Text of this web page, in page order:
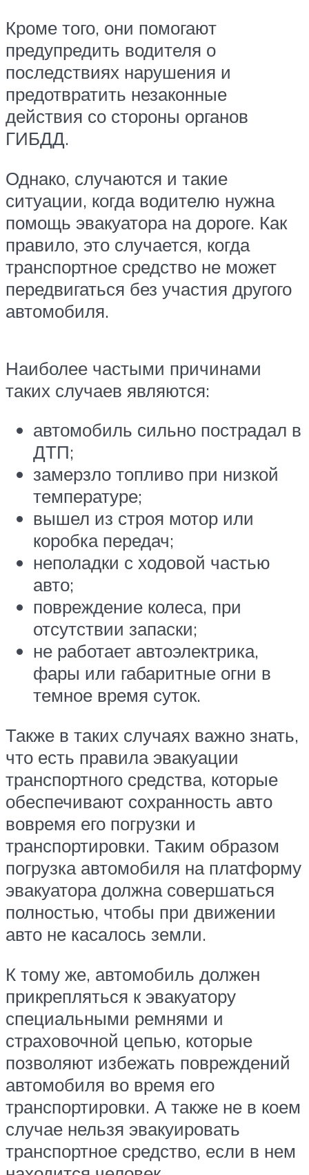
Кроме того, они помогают
предупредить водителя о
последствиях нарушения и
предотвратить незаконные
действия со стороны органов
ГИБДД.
Однако, случаются и такие
ситуации, когда водителю нужна
помощь эвакуатора на дороге. Как
правило, это случается, когда
транспортное средство не может
передвигаться без участия другого
автомобиля.
Наиболее частыми причинами
таких случаев являются:
автомобиль сильно пострадал в
ДТП;
замерзло топливо при низкой
температуре;
вышел из строя мотор или
коробка передач;
неполадки с ходовой частью
авто;
повреждение колеса, при
отсутствии запаски;
не работает автоэлектрика,
фары или габаритные огни в
темное время суток.
Также в таких случаях важно знать,
что есть правила эвакуации
транспортного средства, которые
обеспечивают сохранность авто
вовремя его погрузки и
транспортировки. Таким образом
погрузка автомобиля на платформу
эвакуатора должна совершаться
полностью, чтобы при движении
авто не касалось земли.
К тому же, автомобиль должен
прикрепляться к эвакуатору
специальными ремнями и
страховочной цепью, которые
позволяют избежать повреждений
автомобиля во время его
транспортировки. А также не в коем
случае нельзя эвакуировать
транспортное средство, если в нем